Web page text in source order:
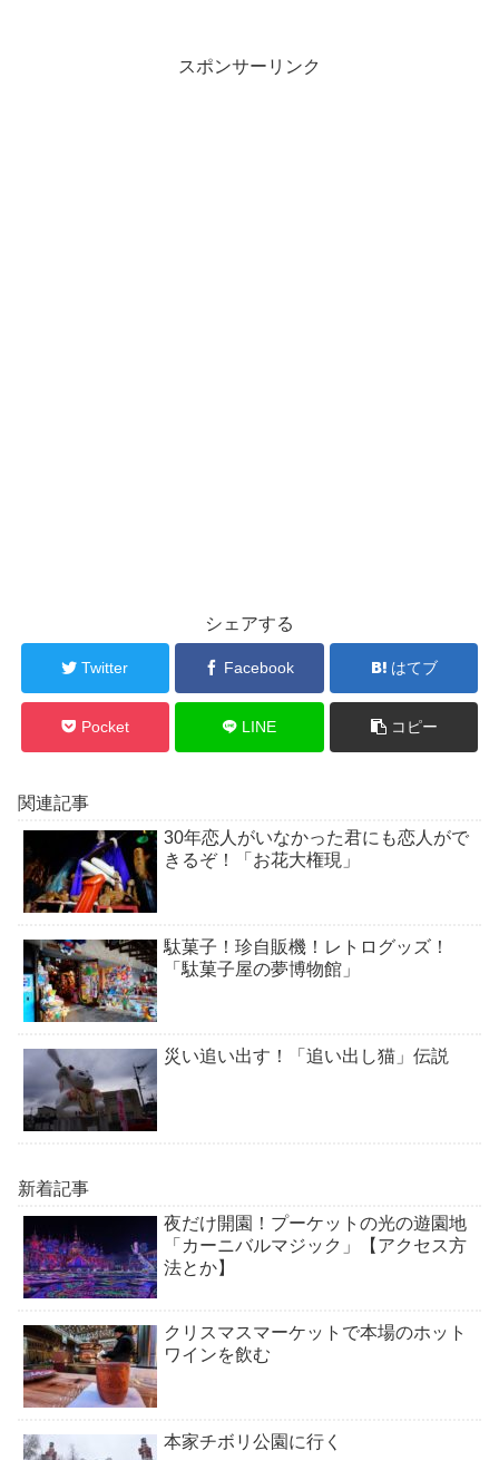
スポンサーリンク
シェアする
Twitter Facebook はてブ
Pocket LINE コピー
関連記事
30年恋人がいなかった君にも恋人がで
きるぞ！「お花大権現」
駄菓子！珍自販機！レトログッズ！
「駄菓子屋の夢博物館」
災い追い出す！「追い出し猫」伝説
新着記事
夜だけ開園！プーケットの光の遊園地
「カーニバルマジック」【アクセス方
法とか】
クリスマスマーケットで本場のホット
ワインを飲む
本家チボリ公園に行く